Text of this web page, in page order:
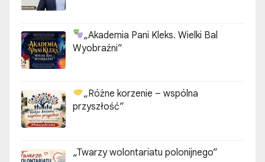
„Akademia Pani Kleks. Wielki Bal
Wyobraźni”
„Różne korzenie – wspólna
przyszłość”
„Twarzy wolontariatu polonijnego”